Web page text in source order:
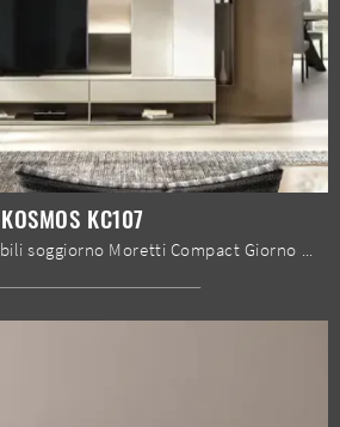
KOSMOS KC107
Pareti attrezzate e mobili soggiorno Moretti Compact Giorno Notte: clicca e scopri il modello Kosmos KC107 e potrai arricchire stanze moderne di ogni ...